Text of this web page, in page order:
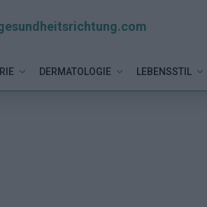
DERMATOLOGIE LEBENSSTIL